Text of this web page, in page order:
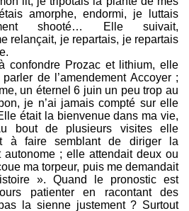
amorphe, endormi, je luttais
shooté… Elle suivait,
relançait, je repartais, je repartais
confondre Prozac et lithium, elle
de l’amendement Accoyer ;
un éternel 6 juin un peu trop au
je n’ai jamais compté sur elle
était la bienvenue dans ma vie,
bout de plusieurs visites elle
à faire semblant de diriger la
; elle attendait deux ou
ma torpeur, puis me demandait
». Quand le pronostic est
patienter en racontant des
la sienne justement ? Surtout